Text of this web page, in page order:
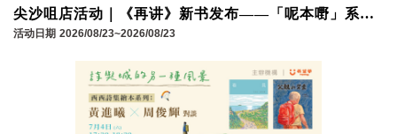
尖沙咀店活动｜《再讲》新书发布——「呢本嘢」系流
行文学定传统小说？再讲！
活动日期 2026/08/23~2026/08/23